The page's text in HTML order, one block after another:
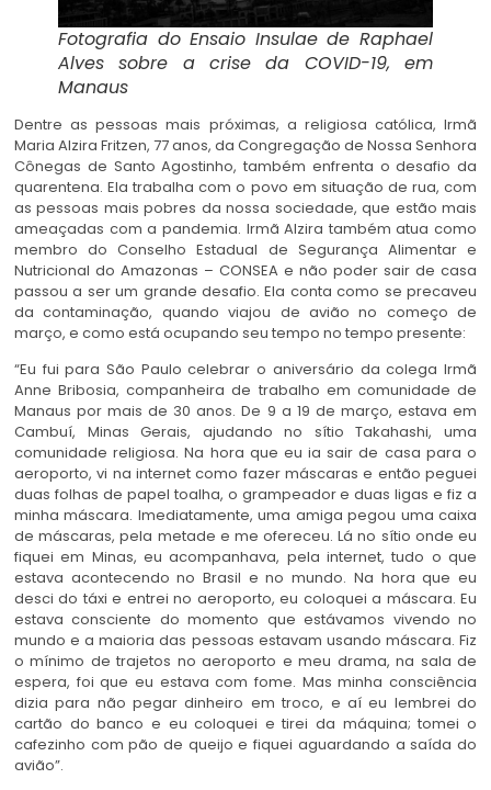
Fotografia do Ensaio Insulae de Raphael
Alves sobre a crise da COVID-19, em
Manaus
Dentre as pessoas mais próximas, a religiosa católica, Irmã
Maria Alzira Fritzen, 77 anos, da Congregação de Nossa Senhora
Cônegas de Santo Agostinho, também enfrenta o desafio da
quarentena. Ela trabalha com o povo em situação de rua, com
as pessoas mais pobres da nossa sociedade, que estão mais
ameaçadas com a pandemia. Irmã Alzira também atua como
membro do Conselho Estadual de Segurança Alimentar e
Nutricional do Amazonas – CONSEA e não poder sair de casa
passou a ser um grande desafio. Ela conta como se precaveu
da contaminação, quando viajou de avião no começo de
março, e como está ocupando seu tempo no tempo presente:
“Eu fui para São Paulo celebrar o aniversário da colega Irmã
Anne Bribosia, companheira de trabalho em comunidade de
Manaus por mais de 30 anos. De 9 a 19 de março, estava em
Cambuí, Minas Gerais, ajudando no sítio Takahashi, uma
comunidade religiosa. Na hora que eu ia sair de casa para o
aeroporto, vi na internet como fazer máscaras e então peguei
duas folhas de papel toalha, o grampeador e duas ligas e fiz a
minha máscara. Imediatamente, uma amiga pegou uma caixa
de máscaras, pela metade e me ofereceu. Lá no sítio onde eu
fiquei em Minas, eu acompanhava, pela internet, tudo o que
estava acontecendo no Brasil e no mundo. Na hora que eu
desci do táxi e entrei no aeroporto, eu coloquei a máscara. Eu
estava consciente do momento que estávamos vivendo no
mundo e a maioria das pessoas estavam usando máscara. Fiz
o mínimo de trajetos no aeroporto e meu drama, na sala de
espera, foi que eu estava com fome. Mas minha consciência
dizia para não pegar dinheiro em troco, e aí eu lembrei do
cartão do banco e eu coloquei e tirei da máquina; tomei o
cafezinho com pão de queijo e fiquei aguardando a saída do
avião”.